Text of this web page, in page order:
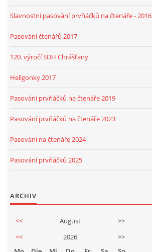
Slavnostní pasování prvňáčků na čtenáře - 2016
Pasování čtenářů 2017
120. výročí SDH Chrášťany
Heligonky 2017
Pasování prvňáčků na čtenáře 2019
Pasování prvňáčků na čtenáře 2023
Pasování na čtenáře 2024
Pasování prvňáčků 2025
ARCHIV
<< August
>>
<<
2026
>>